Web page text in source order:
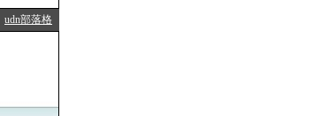
udn部落格